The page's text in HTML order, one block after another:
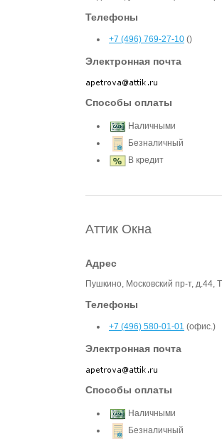
Телефоны
+7 (496) 769-27-10 ()
Электронная почта
Способы оплаты
Наличными
Безналичный
В кредит
Аттик Окна
Адрес
Пушкино, Московский пр-т, д.44,
Телефоны
+7 (496) 580-01-01 (офис.)
Электронная почта
Способы оплаты
Наличными
Безналичный